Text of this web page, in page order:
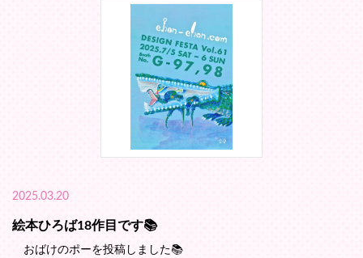
2025.03.20
絵本ひろば18作目です📚️
おばけのポーを投稿しました📚️